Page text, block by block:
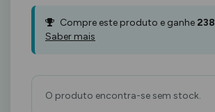
Compre este produto e ganhe 238
Saber mais
O produto encontra-se sem stock.